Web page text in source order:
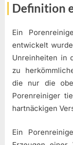
Definition
Ein
entwickelt
Unreinheiten in
zu
die nur die
Porenreiniger
hartnäckigen
Ein